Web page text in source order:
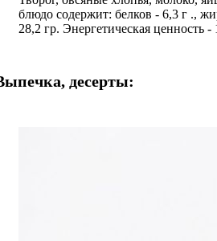
блюдо содержит: белков - 6,3 г .,
28,2 гр. Энергетическая ценность -
десерты: